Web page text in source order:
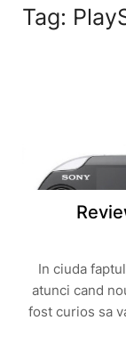
Tag:
In ciuda
atunci cand
fost curios sa